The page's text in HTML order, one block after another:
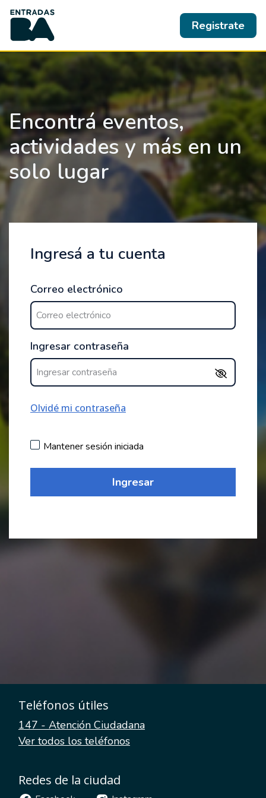
Registrate
Encontrá eventos,
actividades y más en un
solo lugar
Ingresá a tu cuenta
Correo electrónico
Ingresar contraseña
Olvidé mi contraseña
Mantener sesión iniciada
Ingresar
Teléfonos útiles
147 - Atención Ciudadana
Ver todos los teléfonos
Redes de la ciudad